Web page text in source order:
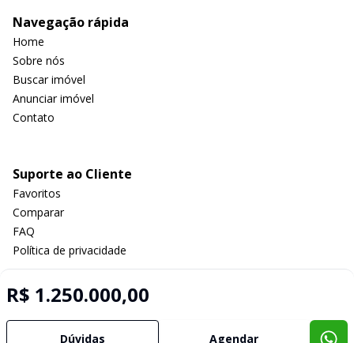
R$ 1.250.000,00
Dúvidas Agendar
Navegação rápida
Home
Sobre nós
Buscar imóvel
Anunciar imóvel
Contato
Suporte ao Cliente
Favoritos
Comparar
FAQ
Política de privacidade
Selo de Tecnologia Loft